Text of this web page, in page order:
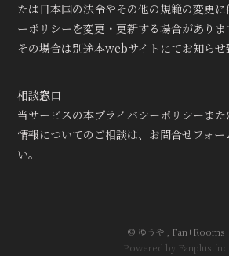
たは日本国の法令やその他の規範の変更
ーポリシーを変更・更新する場合がありま
その場合は別途本webサイトにてお知らせ
相談窓口
当サービスの本プライバシーポリシーま
情報についてのご相談は、お問合せフォー
い。
© ゆうや , Fan+Rooms
Powered by Fanplus.inc